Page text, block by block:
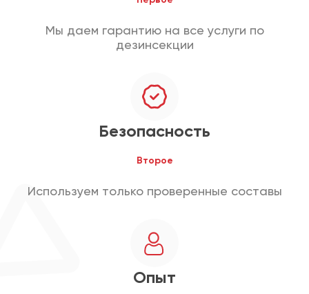
Мы даем гарантию на все услуги по
дезинсекции
Безопасность
Второе
Используем только проверенные составы
Опыт